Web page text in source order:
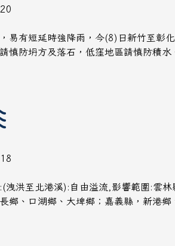
易有短延時強降雨，今(8)日新竹至彰
慎防坍方及落石，低窪地區請慎防積水
洩洪至北港溪):自由溢流,影響範圍:雲
鄉、口湖鄉、大埤鄉；嘉義縣，新港